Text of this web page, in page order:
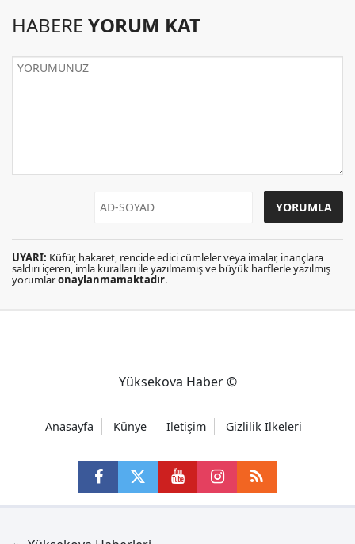
HABERE YORUM KAT
UYARI: Küfür, hakaret, rencide edici cümleler veya imalar, inançlara
saldırı içeren, imla kuralları ile yazılmamış ve büyük harflerle yazılmış
yorumlaronaylanmamaktadır.
Yüksekova Haber ©
Anasayfa Künye İletişim Gizlilik İlkeleri